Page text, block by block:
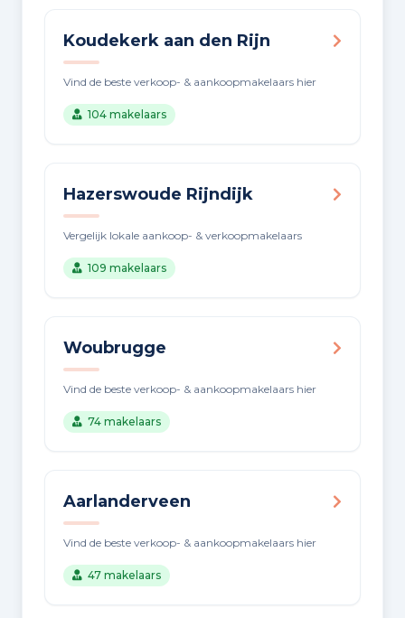
Koudekerk aan den Rijn
Vind de beste verkoop- & aankoopmakelaars hier
104 makelaars
Hazerswoude Rijndijk
Vergelijk lokale aankoop- & verkoopmakelaars
109 makelaars
Woubrugge
Vind de beste verkoop- & aankoopmakelaars hier
74 makelaars
Aarlanderveen
Vind de beste verkoop- & aankoopmakelaars hier
47 makelaars